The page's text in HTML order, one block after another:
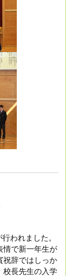
われました。
情で新一年生が
祝辞ではしっか
校長先生の入学